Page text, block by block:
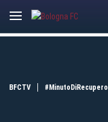
BFCTV #MinutoDiRecupero